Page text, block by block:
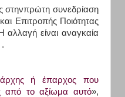
στηνπρώτη συνεδρίαση
Επιτροπής Ποιότητας
είναι αναγκαία
.
ή έπαρχος που
από το αξίωμα αυτό»,